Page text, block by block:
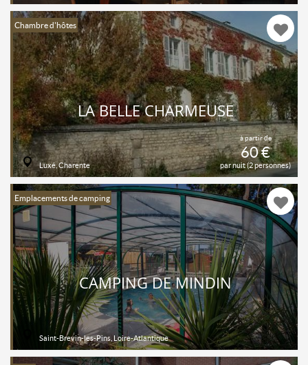
Chambre d'hôtes
à partir de
60 €
par nuit (2 personnes)
LA BELLE CHARMEUSE
Luxé, Charente
Emplacements de camping
CAMPING DE MINDIN
Saint-Brevin-les-Pins, Loire-Atlantique